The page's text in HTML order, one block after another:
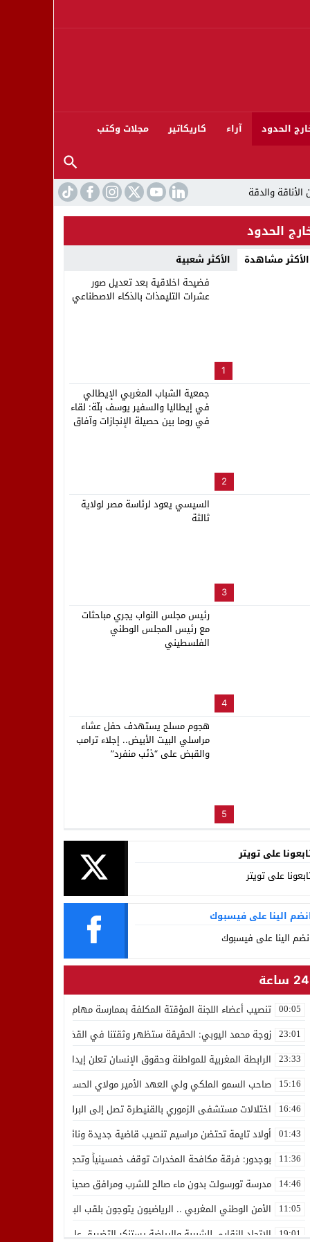
الحدود آراء كاريكاتير مجلات وكتب
بنزاهة النهائي
الحدود
الأكثر مشاهدة الأكثر شعبية
1
فضيحة اخلاقية بعد تعديل صور
عشرات التليمذات بالذكاء الاصطناعي
2
جمعية الشباب المغربي الإيطالي
في إيطاليا والسفير يوسف بلّة: لقاء
في روما بين حصيلة الإنجازات وآفاق
3
السيسي يعود لرئاسة مصر لولاية
ثالثة
4
رئيس مجلس النواب يجري مباحثات
مع رئيس المجلس الوطني
الفلسطيني
5
هجوم مسلح يستهدف حفل عشاء
مراسلي البيت الأبيض.. إجلاء ترامب
والقبض على “ذئب منفرد”
على تويتر
على تويتر
الينا على فيسبوك
الينا على فيسبوك
24 ساعة
00:05 تنصيب أعضاء اللجنة المؤقتة المكلفة بممارسة مهام المجلس الوطني
23:01 زوجة محمد اليوبي: الحقيقة ستظهر وثقتنا في القضاء ثابتة
23:33 الرابطة المغربية للمواطنة وحقوق الإنسان تعلن إيداع رئيسها
15:16 صاحب السمو الملكي ولي العهد الأمير مولاي الحسن يدشن “برج
16:46 اختلالات مستشفى الزموري بالقنيطرة تصل إلى البرلمان واستقالة
01:43 أولاد تايمة تحتضن مراسيم تنصيب قاضية جديدة ونائب لوكيل الملك
11:36 بوجدور: فرقة مكافحة المخدرات توقف خمسينياً وتحجز 10 كيلوغرامات من الشيرا
14:46 مدرسة تورسولت بدون ماء صالح للشرب ومرافق صحية في وضعية
11:05 الأمن الوطني المغربي .. الرياضيون يتوجون بلقب البطولة العربية
19:01 الاتحاد النقابي للشبيبة والرياضة يستنكر التضييق على الموظفين